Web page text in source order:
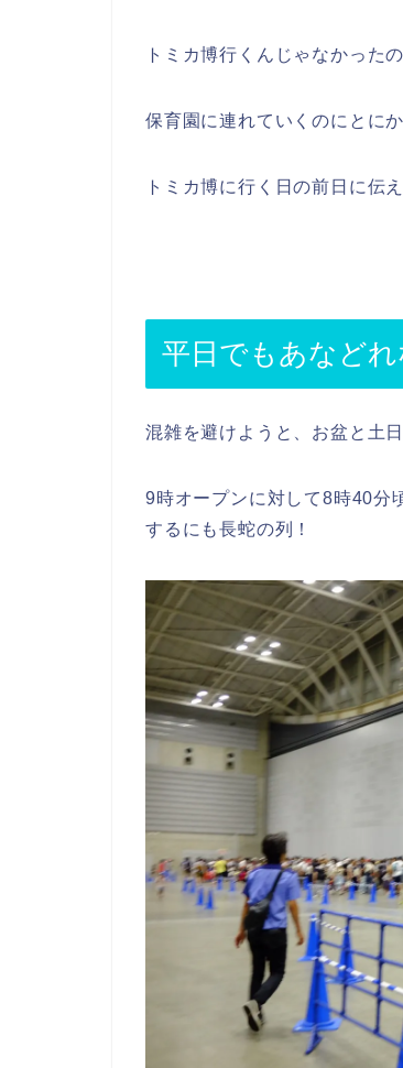
トミカ博行くんじゃなかった
保育園に連れていくのにとに
トミカ博に行く日の前日に伝
平日でもあなど
混雑を避けようと、お盆と土
9時オープンに対して8時40分
するにも長蛇の列！